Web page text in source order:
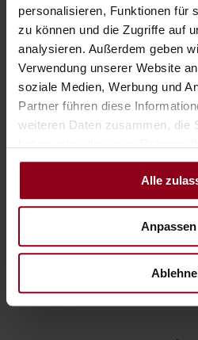
personalisieren, Funktionen für
zu können und die Zugriffe auf
analysieren. Außerdem geben
Verwendung unserer Website
soziale Medien, Werbung und
Partner führen diese
weiteren Daten zusammen, die
gesammelt haben.
Alle
Anpassen
Converging Shoulder
Leg Press
Diverging Lat Pulldown
Long Pull
Dip / Chin Assist
Dumb Bells, 2 kg to
Abdominal Crunch
Lower Back Bench